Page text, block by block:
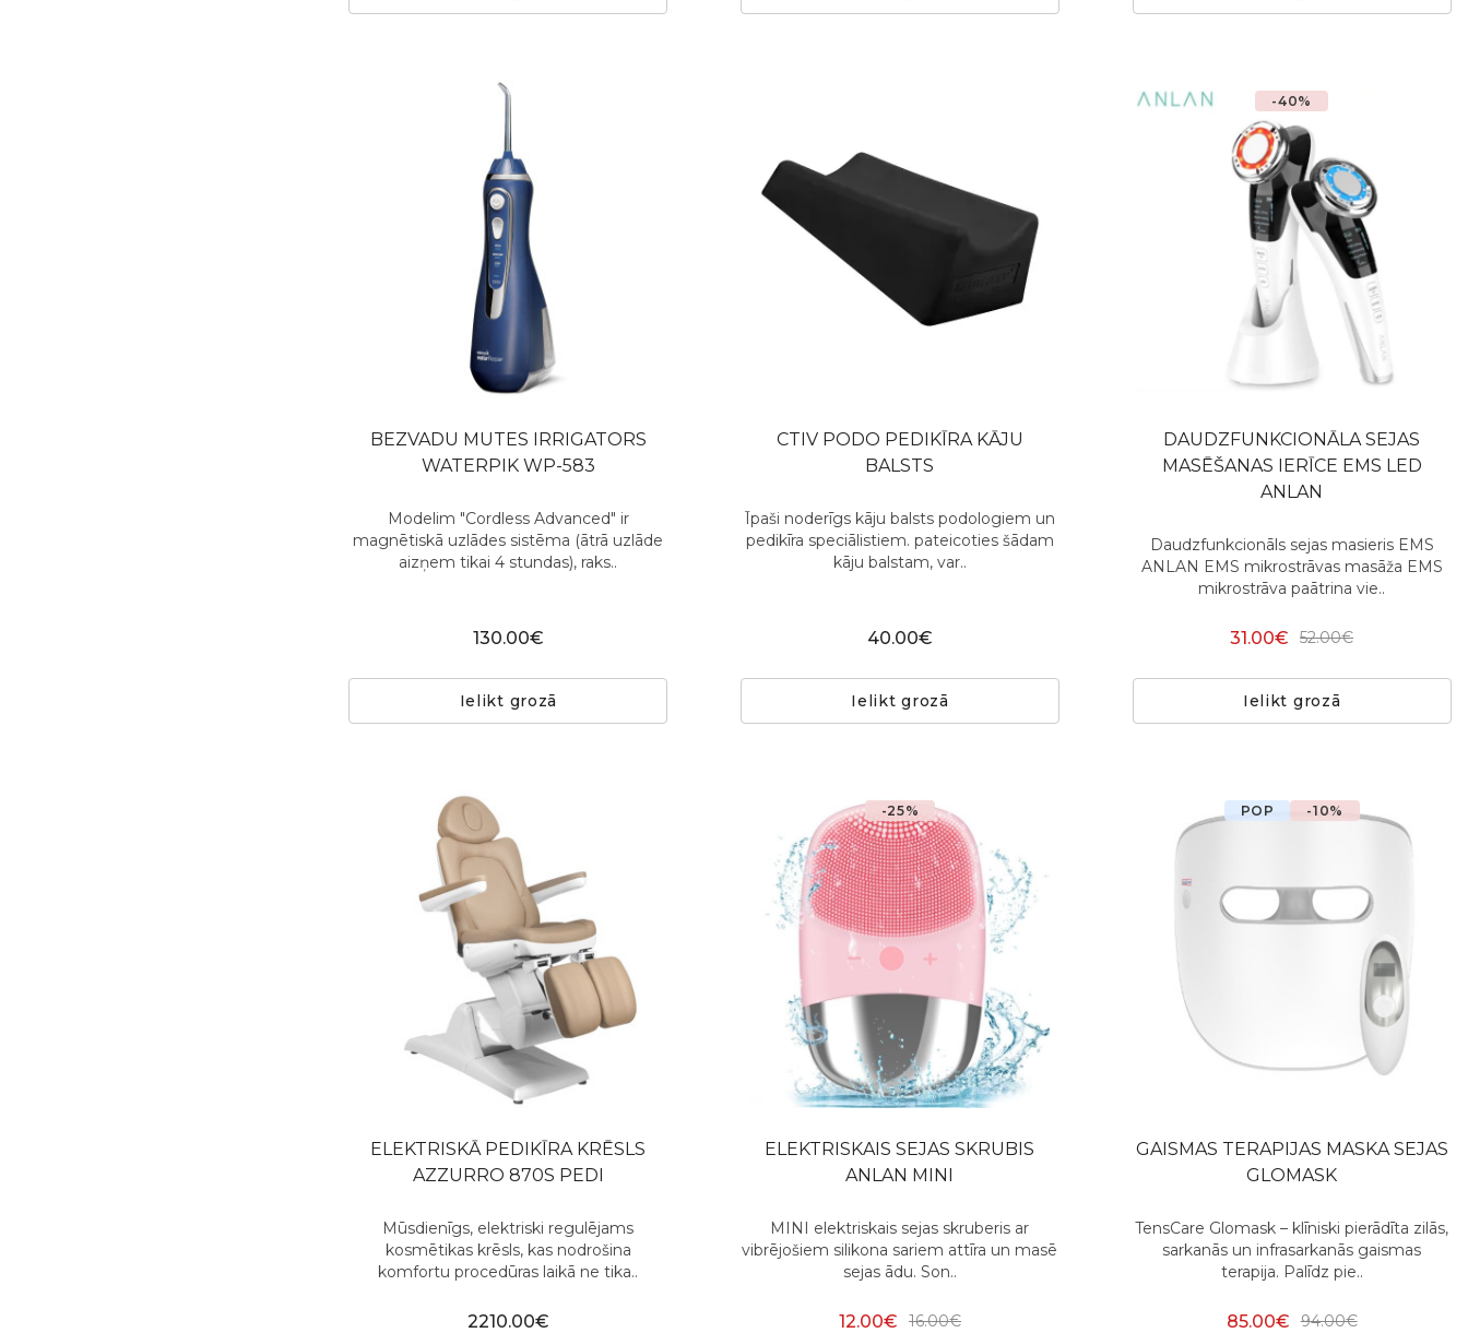
BEZVADU MUTES IRRIGATORS
WATERPIK WP-583
Modelim "Cordless Advanced" ir
magnētiskā uzlādes sistēma (ātrā uzlāde
aizņem tikai 4 stundas), raks..
130.00€
Ielikt grozā
CTIV PODO PEDIKĪRA KĀJU
BALSTS
Īpaši noderīgs kāju balsts podologiem un
pedikīra speciālistiem. pateicoties šādam
kāju balstam, var..
40.00€
Ielikt grozā
-40%
DAUDZFUNKCIONĀLA SEJAS
MASĒŠANAS IERĪCE EMS LED
ANLAN
Daudzfunkcionāls sejas masieris EMS
ANLAN EMS mikrostrāvas masāža EMS
mikrostrāva paātrina vie..
31.00€ 52.00€
Ielikt grozā
ELEKTRISKĀ PEDIKĪRA KRĒSLS
AZZURRO 870S PEDI
Mūsdienīgs, elektriski regulējams
kosmētikas krēsls, kas nodrošina
komfortu procedūras laikā ne tika..
2210.00€
-25%
ELEKTRISKAIS SEJAS SKRUBIS
ANLAN MINI
MINI elektriskais sejas skruberis ar
vibrējošiem silikona sariem attīra un masē
sejas ādu. Son..
12.00€ 16.00€
POP -10%
GAISMAS TERAPIJAS MASKA SEJAS
GLOMASK
TensCare Glomask – klīniski pierādīta zilās,
sarkanās un infrasarkanās gaismas
terapija. Palīdz pie..
85.00€ 94.00€